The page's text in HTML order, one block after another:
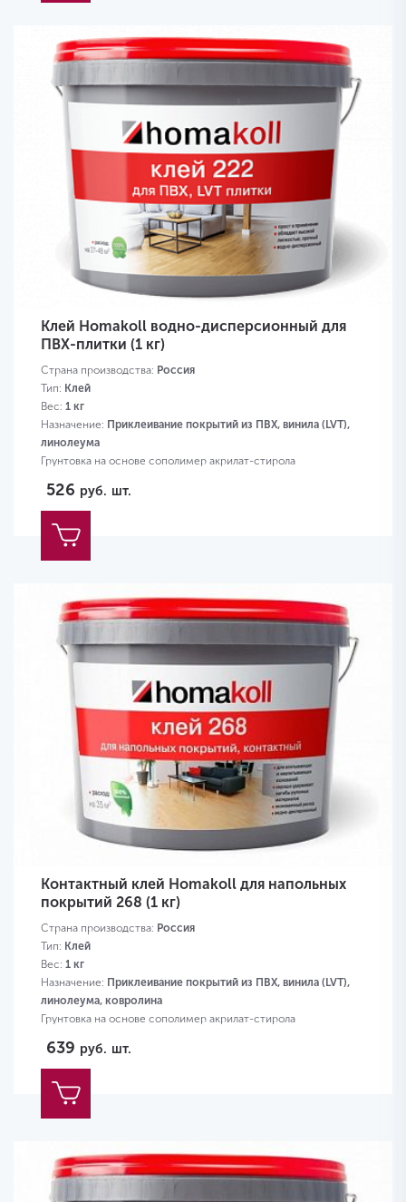
Клей Homakoll водно-дисперсионный для
ПВХ-плитки (1 кг)
Страна производства: Россия
Тип: Клей
Вес: 1 кг
Назначение: Приклеивание покрытий из ПВХ, винила (LVT),
линолеума
Грунтовка на основе сополимер акрилат-стирола
526 руб. шт.
Контактный клей Homakoll для напольных
покрытий 268 (1 кг)
Страна производства: Россия
Тип: Клей
Вес: 1 кг
Назначение: Приклеивание покрытий из ПВХ, винила (LVT),
линолеума, ковролина
Грунтовка на основе сополимер акрилат-стирола
639 руб. шт.